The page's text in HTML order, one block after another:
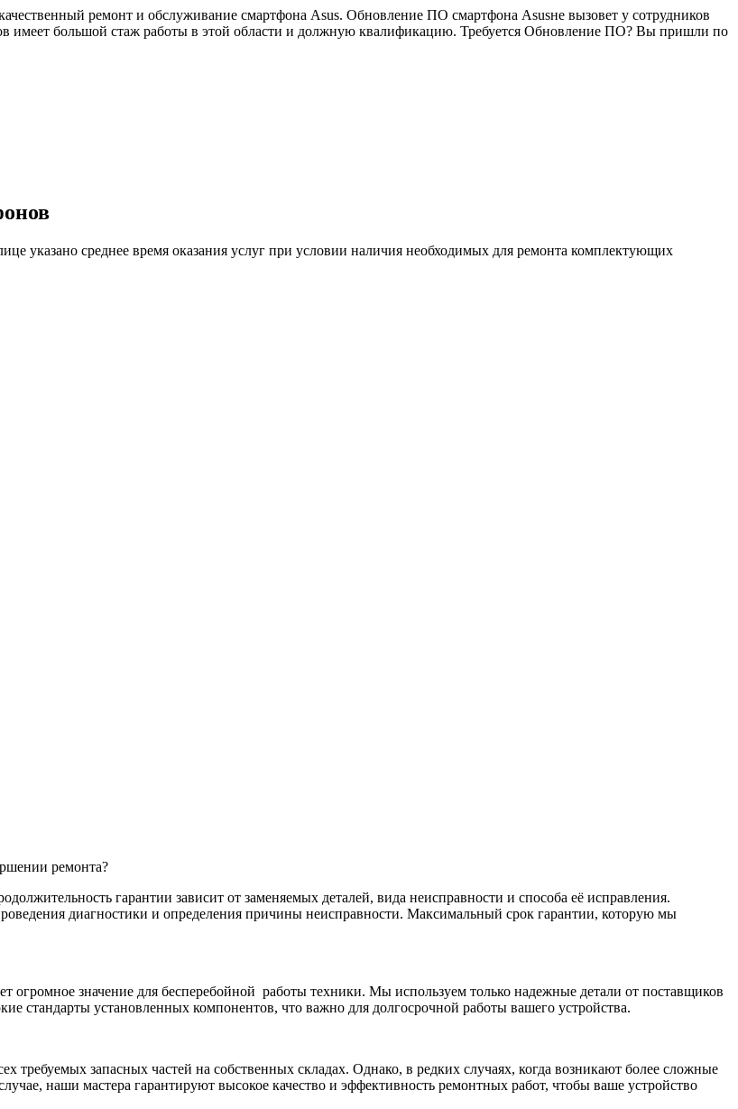
ремонт и обслуживание смартфона Asus. Обновление ПО смартфона Asusне вызовет у сотрудников
имеет большой стаж работы в этой области и должную квалификацию. Требуется Обновление ПО? Вы пришли по
указано среднее время оказания услуг при условии наличия необходимых для ремонта комплектующих
ремонта?
гарантии зависит от заменяемых деталей, вида неисправности и способа её исправления.
диагностики и определения причины неисправности. Максимальный срок гарантии, которую мы
огромное значение для бесперебойной работы техники. Мы используем только надежные детали от поставщиков
стандарты установленных компонентов, что важно для долгосрочной работы вашего устройства.
требуемых запасных частей на собственных складах. Однако, в редких случаях, когда возникают более сложные
наши мастера гарантируют высокое качество и эффективность ремонтных работ, чтобы ваше устройство